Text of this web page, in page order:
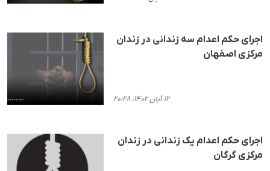
اجرای حکم اعدام سه زندانی در زندان
مرکزی اصفهان
۱۲ آبان ۱۴۰۲، ۲۰:۲۸
اجرای حکم اعدام یک زندانی در زندان
مرکزی گرگان